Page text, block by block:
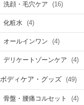
洗顔・毛穴ケア (16)
化粧水 (4)
オールインワン (4)
デリケートゾーンケア (4)
ボディケア・グッズ (49)
骨盤・腰痛コルセット (4)